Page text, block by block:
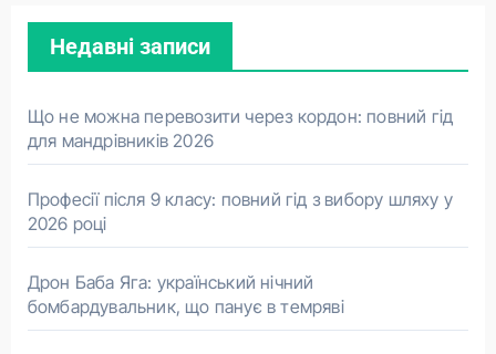
Недавні записи
Що не можна перевозити через кордон: повний гід
для мандрівників 2026
Професії після 9 класу: повний гід з вибору шляху у
2026 році
Дрон Баба Яга: український нічний
бомбардувальник, що панує в темряві